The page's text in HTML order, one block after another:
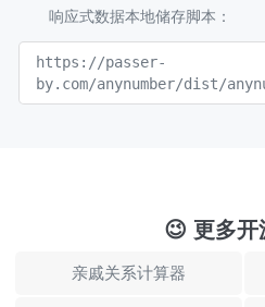
响应式数据本地储存脚本：
https://passer-
by.com/anynumber/dist/
😉 更多开
亲戚关系计算器